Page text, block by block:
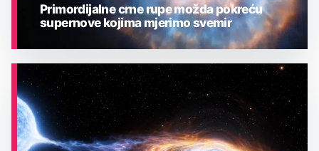
ASTRONOMIJA
Primordijalne crne rupe možda pokreću
supernove kojima mjerimo svemir